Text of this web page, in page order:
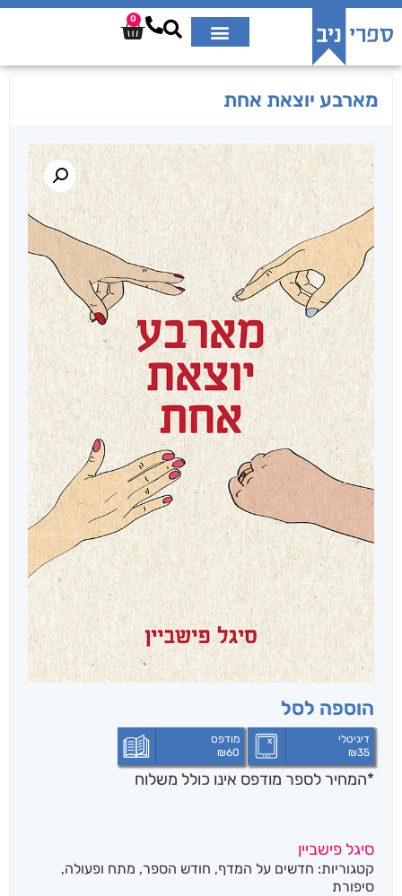
0
מארבע יוצאת אחת
הוספה לסל
דיגיטלי
₪35
מודפס
₪60
*המחיר לספר מודפס אינו כולל משלוח
סיגל פישביין
קטגוריות: חדשים על המדף, חודש הספר, מתח ופעולה,
סיפורת